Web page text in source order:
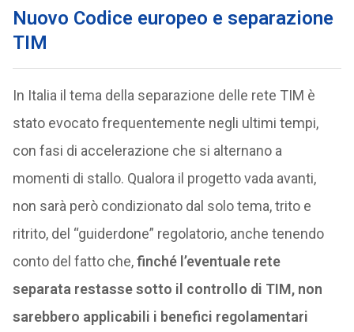
Nuovo Codice europeo e separazione
TIM
In Italia il tema della separazione delle rete TIM è
stato evocato frequentemente negli ultimi tempi,
con fasi di accelerazione che si alternano a
momenti di stallo. Qualora il progetto vada avanti,
non sarà però condizionato dal solo tema, trito e
ritrito, del “guiderdone” regolatorio, anche tenendo
conto del fatto che,finché l’eventuale rete
separata restasse sotto il controllo di TIM, non
sarebbero applicabili i benefici regolamentari